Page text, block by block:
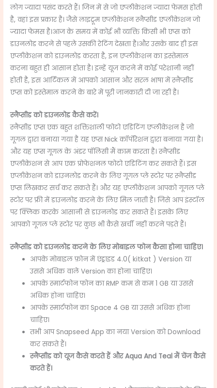
लोग ज्यादा पसंद करते हैं। जिन में से जो एप्लीकेशन ज्यादा फेमस होती
है, वहां इस प्रकार है। जैसे लाइट्रूम एप्लीकेशन स्नैप्सीड एप्लीकेशन जो
ज्यादा फेमस है।आज के समय में कोई भी व्यक्ति किसी भी एप्स को
डाउनलोड करने से पहले उसकी रेटिंग देखता है।और उसके बाद ही इस
एप्लीकेशन को डाउनलोड करता है, इन एप्लीकेशन का इस्तेमाल
करना बहुत ही आसान होता है। इन्हें यूज करने में कोई परेशानी नहीं
होती है, इस आर्टिकल में आपको आसान और सरल भाषा में स्नैप्सीड
एप्स को इस्तेमाल करने के बारे में पूरी जानकारी दी जा रही है।
स्नैप्सीड को डाउनलोड कैसे करें।
स्नैप्सीड एप्स एक बहुत शक्तिशाली फोटो एडिटिंग एप्लीकेशन है जो
गूगल द्वारा बनाया गया है यह एप्स Nick कॉर्पोरेशन द्वारा बनाया गया है।
और यह एप्स गूगल के अंडर पॉलिसी मैं काम करता है। स्नैप्सीड
एप्लीकेशन से आप एक प्रोफेशनल फोटो एडिटिंग कर सकते हैं। इस
एप्लीकेशन को डाउनलोड करने के लिए गूगल प्ले स्टोर पर स्नैप्सीड
एप्स लिखकर सर्च कर सकते हैं। और यह एप्लीकेशन आपको गूगल प्ले
स्टोर पर फ्री में डाउनलोड करने के लिए मिल जाती है। जिसे आप इंस्टॉल
पर क्लिक करके आसानी से डाउनलोड कर सकते हैं। इसके लिए
आपको गूगल प्ले स्टोर पर कुछ भी कैसे खर्ची नहीं करने पड़ते हैं।
स्नैप्सीड को डाउनलोड करने के लिए मोबाइल फोन कैसा होना चाहिए।
आपके मोबाइल फ़ोन में एंड्राइड 4.0( kitkat ) Version या
उससे अधिक वाले ‌Version का होना चाहिए।
आपके स्मार्टफोन फोन का RMP कम से कम 1 GB या उससे
अधिक होना चाहिए।
आपके स्मार्टफोन का Space 4 GB या उससे अधिक होना
चाहिए।
तभी आप ‌Snapseed App का नया Version को Download
कर सकते हैं।
स्नैप्सीड को यूज कैसे करते हैं औरAqua And Tealमैं चेंज कैसे
करते हैं।